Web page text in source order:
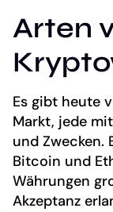
Arten
Es gibt heute
Markt, jede
und Zwecken.
Bitcoin und
Währungen
Akzeptanz